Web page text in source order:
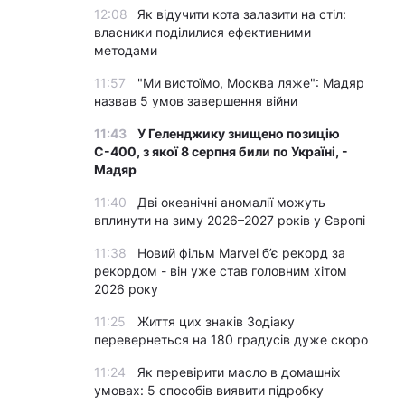
12:08
Як відучити кота залазити на стіл:
власники поділилися ефективними
методами
11:57
"Ми вистоїмо, Москва ляже": Мадяр
назвав 5 умов завершення війни
11:43
У Геленджику знищено позицію
С-400, з якої 8 серпня били по Україні, -
Мадяр
11:40
Дві океанічні аномалії можуть
вплинути на зиму 2026–2027 років у Європі
11:38
Новий фільм Marvel б’є рекорд за
рекордом - він уже став головним хітом
2026 року
11:25
Життя цих знаків Зодіаку
перевернеться на 180 градусів дуже скоро
11:24
Як перевірити масло в домашніх
умовах: 5 способів виявити підробку